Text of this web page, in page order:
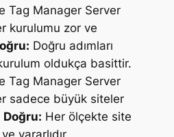
Tag Manager Server
kurulumu zor ve
Doğru adımları
oldukça basittir.
Tag Manager Server
sadece büyük siteler
Doğru: Her ölçekte site
yararlıdır.